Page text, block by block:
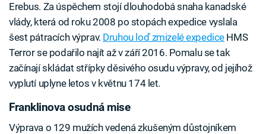
Erebus. Za úspěchem stojí dlouhodobá snaha kanadské
vlády, která od roku 2008 po stopách expedice vyslala
šest pátracích výprav. Druhou loď zmizelé expediceHMS
Terror se podařilo najít až v září 2016. Pomalu se tak
začínají skládat střípky děsivého osudu výpravy, od jejíhož
vyplutí uplyne letos v květnu 174 let.
Franklinova osudná mise
Výprava o 129 mužích vedená zkušeným důstojníkem